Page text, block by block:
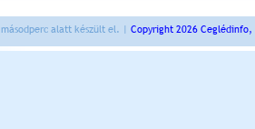
másodperc alatt készült el. | Copyright 2026